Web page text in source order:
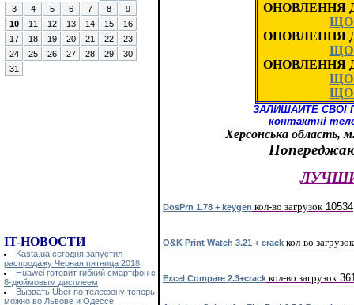
3
4 5 6 7 8
9
10
11 12 13 14 15
16
17
18 19 20 21 22
23
24
25 26 27 28 29
30
31
IT-НОВОСТИ
Kasta.ua сегодня запустил
распродажу Черная пятница 2018
Huawei готовит гибкий смартфон с
8-дюймовым дисплеем
Вызвать Uber по телефону теперь
можно во Львове и Одессе
ОНОВЛЕННЯ
ЩО
ОНОВЛЕННЯ
ЩО
ОНОВЛЕННЯ
ЩО
ЩО
ЗАЛИШАЙТЕ СВОЇ
контактні
Херсонська область,
DosPrn 1.78 + keygen кол-во загрузок 10534
O&K Print Watch 3.21 + crack кол-во загрузок
Excel Compare 2.3+crack кол-во загрузок